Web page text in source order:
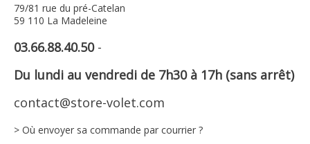
79/81 rue du pré-Catelan
59 110 La Madeleine
03.66.88.40.50-
Du lundi au vendredi de 7h30 à 17h (sans arrêt)
contact@store-volet.com
> Où envoyer sa commande par courrier ?